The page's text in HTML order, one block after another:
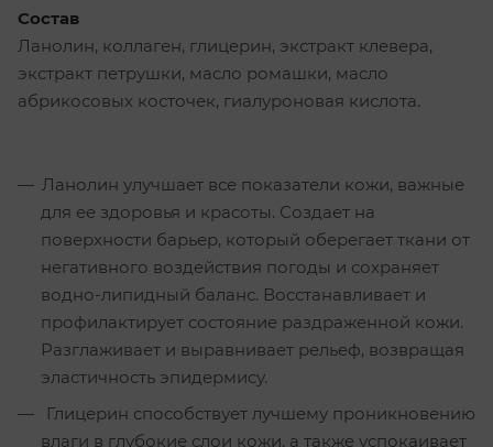
Состав
Ланолин, коллаген, глицерин, экстракт клевера,
экстракт петрушки, масло ромашки, масло
абрикосовых косточек, гиалуроновая кислота.
Ланолин улучшает все показатели кожи, важные
для ее здоровья и красоты. Создает на
поверхности барьер, который оберегает ткани от
негативного воздействия погоды и сохраняет
водно-липидный баланс. Восстанавливает и
профилактирует состояние раздраженной кожи.
Разглаживает и выравнивает рельеф, возвращая
эластичность эпидермису.
Глицерин способствует лучшему проникновению
влаги в глубокие слои кожи, а также успокаивает